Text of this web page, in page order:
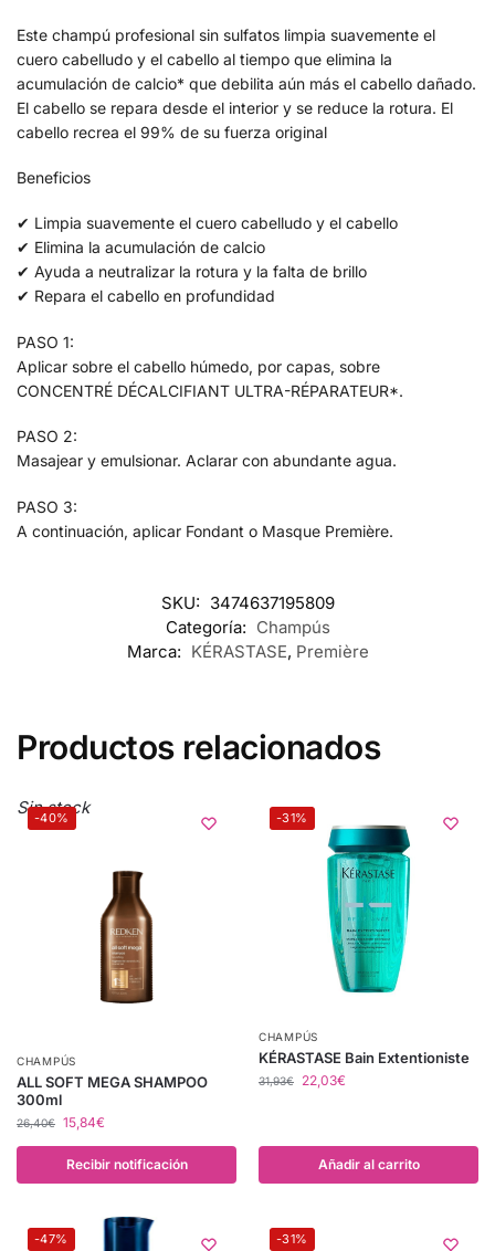
Este champú profesional sin sulfatos limpia suavemente el
cuero cabelludo y el cabello al tiempo que elimina la
acumulación de calcio* que debilita aún más el cabello dañado.
El cabello se repara desde el interior y se reduce la rotura. El
cabello recrea el 99% de su fuerza original
Beneficios
✔ Limpia suavemente el cuero cabelludo y el cabello
✔ Elimina la acumulación de calcio
✔ Ayuda a neutralizar la rotura y la falta de brillo
✔ Repara el cabello en profundidad
PASO 1:
Aplicar sobre el cabello húmedo, por capas, sobre
CONCENTRÉ DÉCALCIFIANT ULTRA-RÉPARATEUR*.
PASO 2:
Masajear y emulsionar. Aclarar con abundante agua.
PASO 3:
A continuación, aplicar Fondant o Masque Première.
SKU: 3474637195809
Categoría: Champús
Marca: KÉRASTASE, Première
Productos relacionados
-40%
Sin stock
CHAMPÚS
ALL SOFT MEGA SHAMPOO
300ml
26,40€ 15,84€
Recibir notificación
-31%
CHAMPÚS
KÉRASTASE Bain Extentioniste
31,93€ 22,03€
Añadir al carrito
-47% -31%